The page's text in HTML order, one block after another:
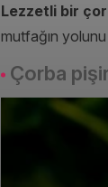
Lezzetli bir
mutfağın yolunu
Çorba